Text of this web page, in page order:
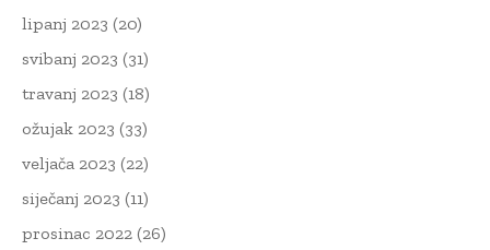
lipanj 2023 (20)
svibanj 2023 (31)
travanj 2023 (18)
ožujak 2023 (33)
veljača 2023 (22)
siječanj 2023 (11)
prosinac 2022 (26)